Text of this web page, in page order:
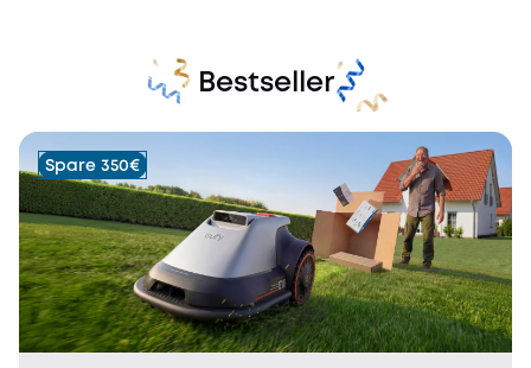
Bestseller
Spare 350€